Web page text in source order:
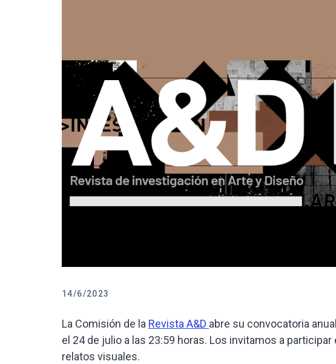
14/6/2023
La Comisión de la Revista A&D abre su convocatoria
el 24 de julio a las 23:59 horas. Los invitamos a
relatos visuales.